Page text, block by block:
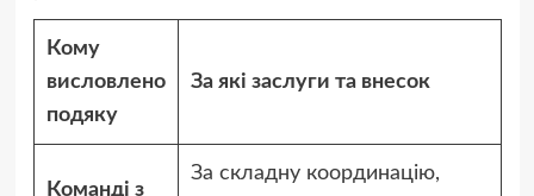
Кому
висловлено
подяку
За які заслуги та внесок
Команді з
За складну координацію,